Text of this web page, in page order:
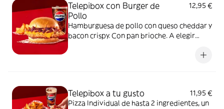
Telepibox con Burger de
Pollo
12,95 €
Hamburguesa de pollo con queso cheddar y
bacon crispy. Con pan brioche. A elegir
Acompañada de una ración de patatas gajo
Telepibox a tu gusto
11,95 €
Pizza Individual de hasta 2 ingredientes, un